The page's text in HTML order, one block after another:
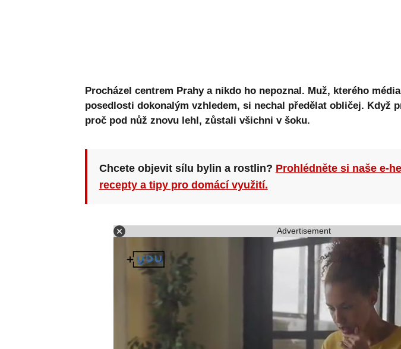
Procházel centrem Prahy a nikdo ho nepoznal. Muž, kterého
posedlosti dokonalým vzhledem, si nechal předělat obličej. Když
proč pod nůž znovu lehl, zůstali všichni v šoku.
Chcete objevit sílu bylin a rostlin? Prohlédněte si naše e-
recepty a tipy pro domácí využití.
Advertisement